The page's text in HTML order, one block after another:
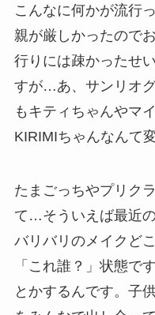
こんなに何かが流行
親が厳しかったので
行りには疎かったせ
すが…あ、サンリオ
もキティちゃんやマ
KIRIMIちゃんなんて
たまごっちやプリク
て…そういえば最近
バリバリのメイクど
「これ誰？」状態で
とかするんです。子